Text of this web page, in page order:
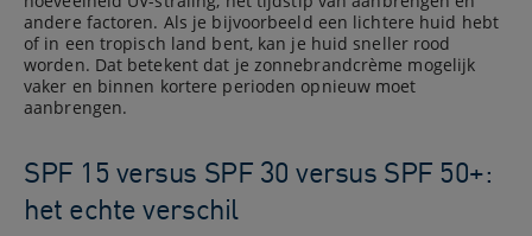
andere factoren. Als je bijvoorbeeld een lichtere huid hebt
of in een tropisch land bent, kan je huid sneller rood
worden. Dat betekent dat je zonnebrandcrème mogelijk
vaker en binnen kortere perioden opnieuw moet
aanbrengen.
SPF 15 versus SPF 30 versus SPF 50+:
het echte verschil